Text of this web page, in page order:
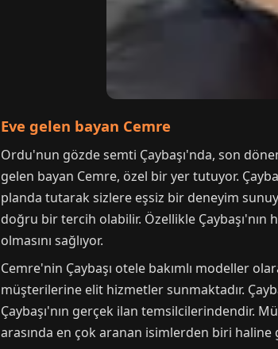
Eve gelen bayan Cemre
Ordu'nun gözde semti Çaybaşı'nda, son
gelen bayan Cemre, özel bir yer tutuyor.
planda tutarak sizlere eşsiz bir deneyim
doğru bir tercih olabilir. Özellikle
olmasını sağlıyor.
Cemre'nin Çaybaşı otele bakımlı modeller
müşterilerine elit hizmetler sunmaktadır.
Çaybaşı'nın gerçek ilan temsilcilerindendir.
arasında en çok aranan isimlerden biri haline